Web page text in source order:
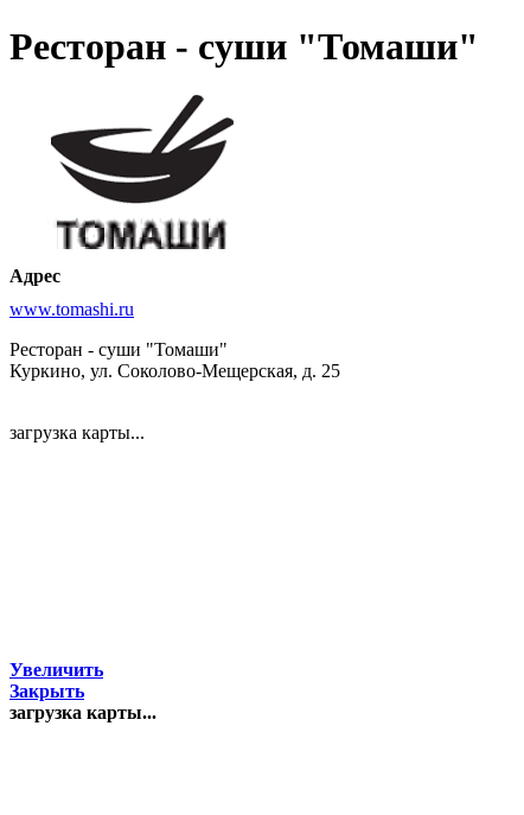
Ресторан - суши "Томаши"
Адрес
www.tomashi.ru
Ресторан - суши "Томаши"
Куркино, ул. Соколово-Мещерская, д. 25
загрузка карты...
Увеличить
Закрыть
загрузка карты...